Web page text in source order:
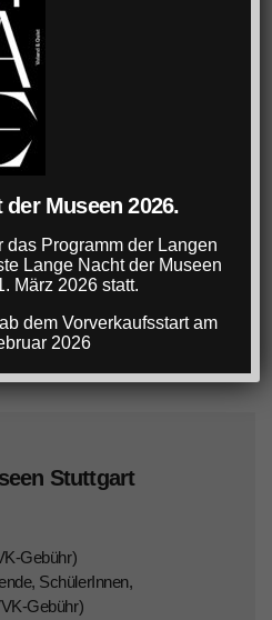
Stuttgart
Gebühr)
SchülerInnen,
Gebühr)
der Museen 2026.
Programm der Langen
Lange Nacht der Museen
März 2026 statt.
dem Vorverkaufsstart am
2026